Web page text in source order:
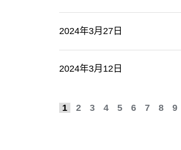
2024年3月27日
2024年3月12日
1 2 3 4 5 6 7 8 9